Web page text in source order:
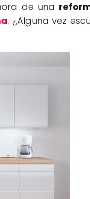
de una
. ¿Alguna vez